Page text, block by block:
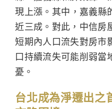
現上漲。其中，嘉義縣
近三成。對此，中信房
短期內人口流失對房市
口持續流失可能削弱當
憂。
台北成為淨遷出